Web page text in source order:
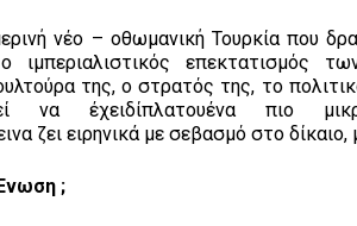
νέο – οθωμανική Τουρκία που
ο ιμπεριαλιστικός
της, ο στρατός της, το
έχειδίπλατουένα πιο
ζει ειρηνικά με σεβασμό στο
;